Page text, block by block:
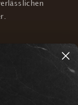
von uns